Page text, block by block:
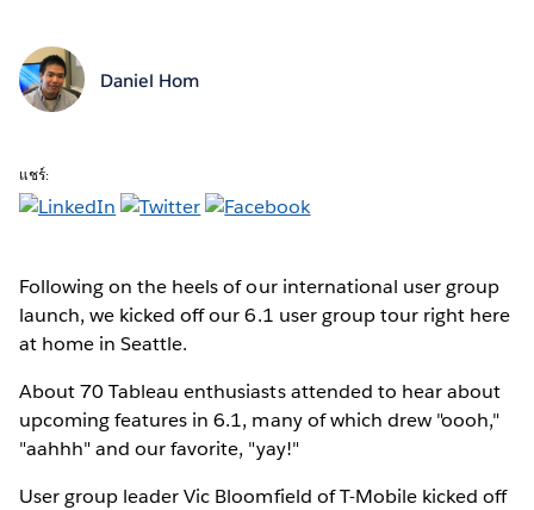
Daniel Hom
แชร์:
Following on the heels of our international user group
launch, we kicked off our 6.1 user group tour right here
at home in Seattle.
About 70 Tableau enthusiasts attended to hear about
upcoming features in 6.1, many of which drew "oooh,"
"aahhh" and our favorite, "yay!"
User group leader Vic Bloomfield of T-Mobile kicked off